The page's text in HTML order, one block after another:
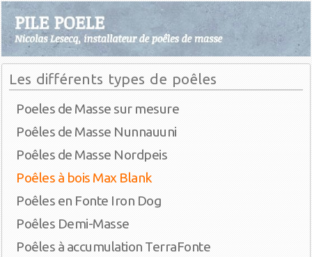
Les différents types de poêles
Poeles de Masse sur mesure
Poêles de Masse Nunnauuni
Poêles de Masse Nordpeis
Poêles à bois Max Blank
Poêles en Fonte Iron Dog
Poêles Demi-Masse
Poêles à accumulation TerraFonte